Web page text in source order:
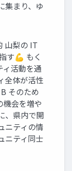
集まり、ゆ
山梨の IT
す💪 もく
ィ活動を通
全体が活性
そのため
会を増や
、県内で開
ニティの情
ニティ同士